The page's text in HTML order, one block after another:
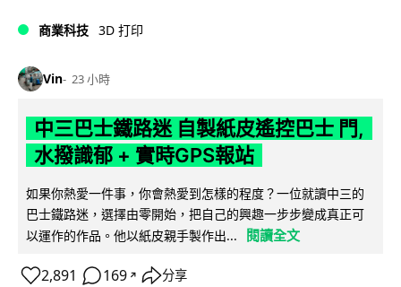
商業科技 3D 打印
Vin 23 小時
中三巴士鐵路迷 自製紙皮遙控巴士 門,
水撥識郁 + 實時GPS報站
如果你熱愛一件事，你會熱愛到怎樣的程度？一位就讀中三的
巴士鐵路迷，選擇由零開始，把自己的興趣一步步變成真正可
以運作的作品。他以紙皮親手製作出...
閱讀全文
2,891 169 ↗ 分享